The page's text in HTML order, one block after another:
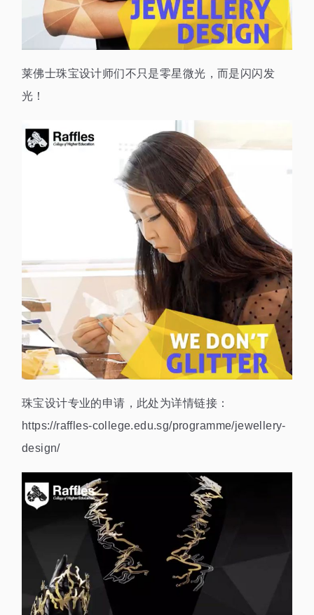
莱佛士珠宝设计师们不只是零星微光，而是闪闪发
光！
珠宝设计专业的申请，此处为详情链接：
https://raffles-college.edu.sg/programme/jewellery-
design/